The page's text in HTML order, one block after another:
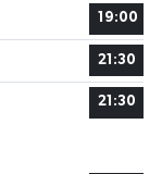
19:00
21:30
21:30